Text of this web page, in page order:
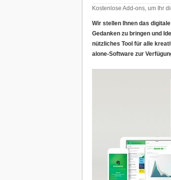
Kostenlose Add-ons, um Ihr
Wir stellen Ihnen das
Gedanken zu bringen und
nützliches Tool für alle
alone-Software zur